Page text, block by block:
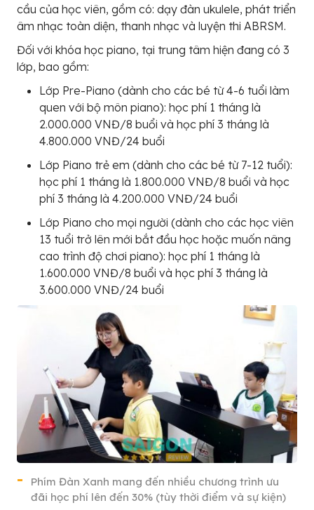
cầu của học viên, gồm có: dạy đàn ukulele, phát triển
âm nhạc toàn diện, thanh nhạc và luyện thi ABRSM.
Đối với khóa học piano, tại trung tâm hiện đang có 3
lớp, bao gồm:
Lớp Pre-Piano (dành cho các bé từ 4-6 tuổi làm
quen với bộ môn piano): học phí 1 tháng là
2.000.000 VNĐ/8 buổi và học phí 3 tháng là
4.800.000 VNĐ/24 buổi
Lớp Piano trẻ em (dành cho các bé từ 7-12 tuổi):
học phí 1 tháng là 1.800.000 VNĐ/8 buổi và học
phí 3 tháng là 4.200.000 VNĐ/24 buổi
Lớp Piano cho mọi người (dành cho các học viên
13 tuổi trở lên mới bắt đầu học hoặc muốn nâng
cao trình độ chơi piano): học phí 1 tháng là
1.600.000 VNĐ/8 buổi và học phí 3 tháng là
3.600.000 VNĐ/24 buổi
Phím Đàn Xanh mang đến nhiều chương trình ưu
đãi học phí lên đến 30% (tùy thời điểm và sự kiện)